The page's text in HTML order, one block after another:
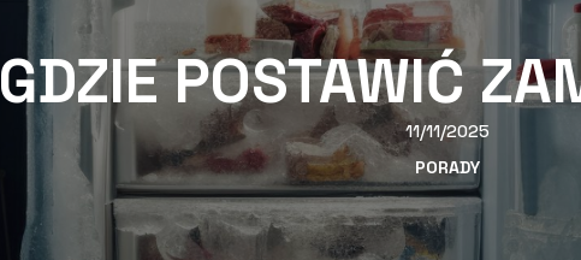
GDZIE POSTAWIĆ
11/11/2025
PORADY